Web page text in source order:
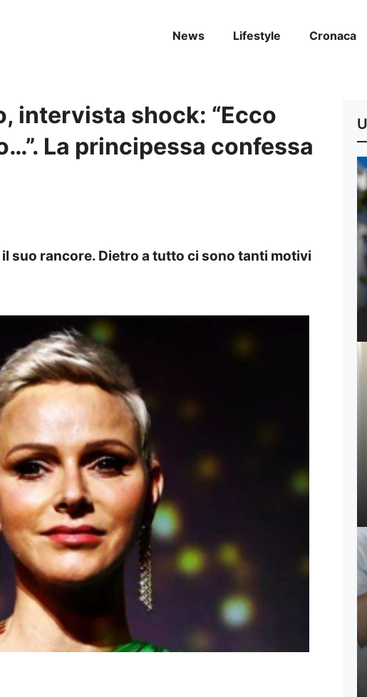
News Lifestyle Cronaca
intervista shock: “Ecco
La principessa confessa
suo rancore. Dietro a tutto ci sono tanti motivi